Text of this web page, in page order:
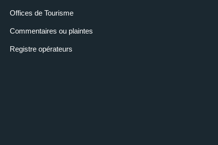
Offices de Tourisme
Commentaires ou plaintes
Registre opérateurs